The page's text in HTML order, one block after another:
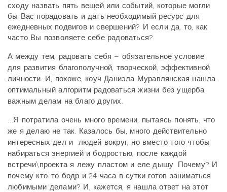
сходу назвать пять вещей или событий, которые могли
бы Вас порадовать и дать необходимый ресурс для
ежедневных подвигов и свершений? И если да, то, как
часто Вы позволяете себе радоваться?
А между тем, радовать себя – обязательное условие
для развития благополучной, творческой, эффективной
личности. И, похоже, коуч Даниэла Муравлянская нашла
оптимальный алгоритм радоваться жизни без ущерба
важным делам на благо других.
…Я потратила очень много времени, пытаясь понять, что
же я делаю не так. Казалось бы, много действительно
интересных дел и людей вокруг, но вместо того чтобы
набираться энергией и бодростью, после каждой
встречи\проекта я лежу пластом и еле дышу. Почему? И
почему кто-то бодр и 24 часа в сутки готов заниматься
любимыми делами? И, кажется, я нашла ответ на этот